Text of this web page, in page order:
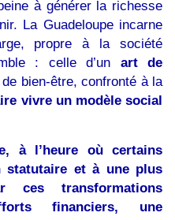
à générer la richesse
La Guadeloupe incarne
propre à la société
: celle d’un art de
bien-être, confronté à la
vivre un modèle social
à l’heure où certains
statutaire et à une plus
ces transformations
financiers, une